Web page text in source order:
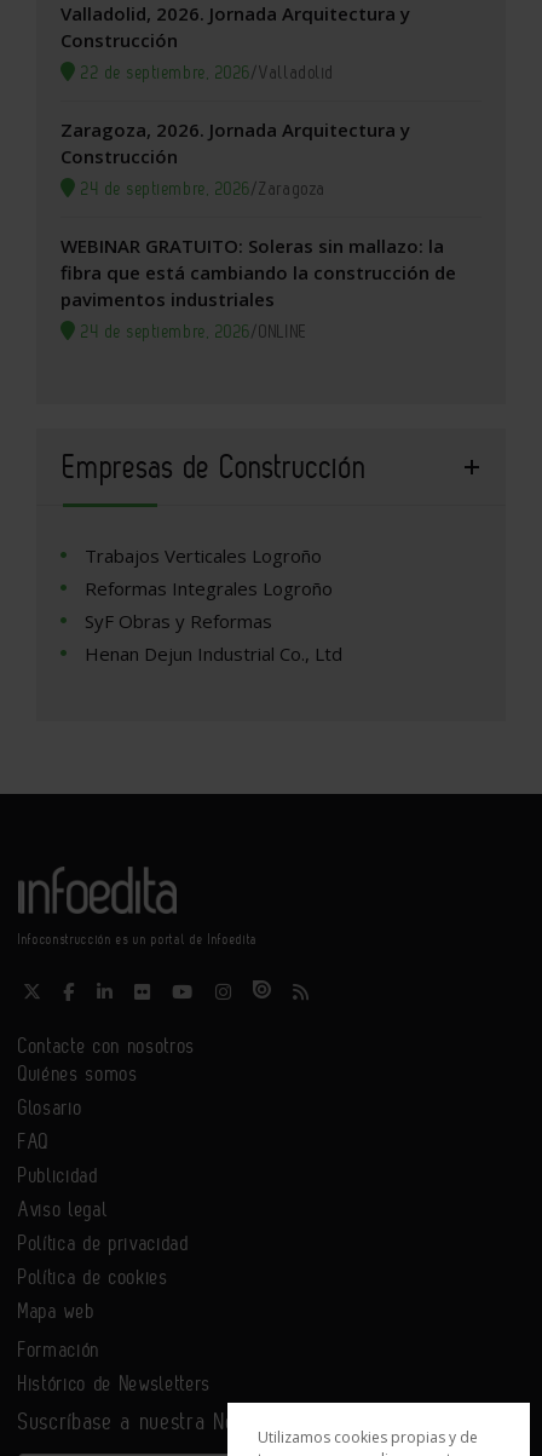
Valladolid, 2026. Jornada Arquitectura y
Construcción
22 de septiembre, 2026/Valladolid
Zaragoza, 2026. Jornada Arquitectura y
Construcción
24 de septiembre, 2026/Zaragoza
WEBINAR GRATUITO: Soleras sin mallazo: la
fibra que está cambiando la construcción de
pavimentos industriales
24 de septiembre, 2026/ONLINE
Empresas de Construcción
Trabajos Verticales Logroño
Reformas Integrales Logroño
SyF Obras y Reformas
Henan Dejun Industrial Co., Ltd
Infoconstrucción es un portal de Infoedita
Contacte con nosotros
Quiénes somos
Glosario
FAQ
Publicidad
Aviso legal
Política de privacidad
Política de cookies
Mapa web
Formación
Histórico de Newsletters
Suscríbase a nuestra Newsletter
Utilizamos cookies propias y de